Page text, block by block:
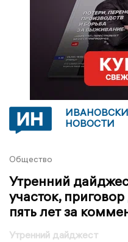
НОВОСТИ
Общество
Утренний
участок,
пять лет за
Утренний дайджест